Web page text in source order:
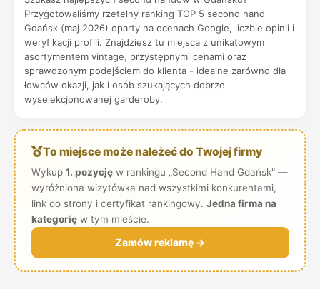
Przygotowaliśmy rzetelny ranking TOP 5 second hand
Gdańsk (maj 2026) oparty na ocenach Google, liczbie opinii i
weryfikacji profili. Znajdziesz tu miejsca z unikatowym
asortymentem vintage, przystępnymi cenami oraz
sprawdzonym podejściem do klienta - idealne zarówno dla
łowców okazji, jak i osób szukających dobrze
wyselekcjonowanej garderoby.
To miejsce może należeć do Twojej firmy
Wykup 1. pozycjęw rankingu „Second Hand Gdańsk" —
wyróżniona wizytówka nad wszystkimi konkurentami,
link do strony i certyfikat rankingowy. Jedna firma na
kategorięw tym mieście.
Zamów reklamę →